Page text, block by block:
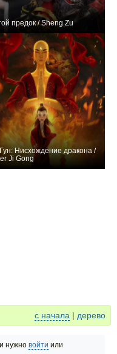
предок / Sheng Zu
Нисхождение дракона /
Ji Gong
с начала | дерево
нужно войти или